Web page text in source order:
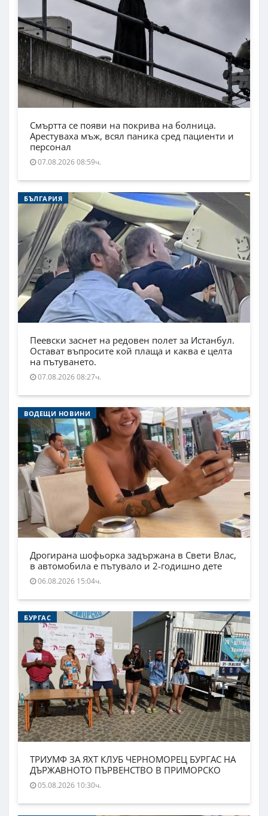
Смъртта се появи на покрива на болница.
Арестуваха мъж, всял паника сред пациенти и
персонал
07.08.2026 08:59ч.
БЪЛГАРИЯ
Пеевски заснет на редовен полет за Истанбул.
Остават въпросите кой плаща и каква е целта
на пътуването.
07.08.2026 08:27ч.
ВОДЕЩИ НОВИНИ
Дрогирана шофьорка задържана в Свети Влас,
в автомобила е пътувало и 2-годишно дете
06.08.2026 15:04ч.
БУРГАС
ТРИУМФ ЗА ЯХТ КЛУБ ЧЕРНОМОРЕЦ БУРГАС НА
ДЪРЖАВНОТО ПЪРВЕНСТВО В ПРИМОРСКО
05.08.2026 10:30ч.